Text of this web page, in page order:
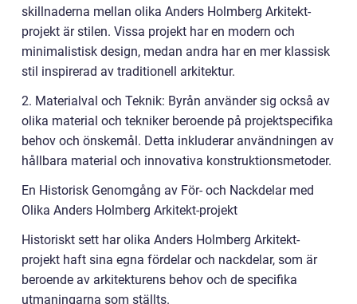
skillnaderna mellan olika Anders Holmberg Arkitekt-
projekt är stilen. Vissa projekt har en modern och
minimalistisk design, medan andra har en mer klassisk
stil inspirerad av traditionell arkitektur.
2. Materialval och Teknik: Byrån använder sig också av
olika material och tekniker beroende på projektspecifika
behov och önskemål. Detta inkluderar användningen av
hållbara material och innovativa konstruktionsmetoder.
En Historisk Genomgång av För- och Nackdelar med
Olika Anders Holmberg Arkitekt-projekt
Historiskt sett har olika Anders Holmberg Arkitekt-
projekt haft sina egna fördelar och nackdelar, som är
beroende av arkitekturens behov och de specifika
utmaningarna som ställts.